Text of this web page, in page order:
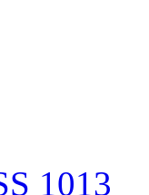
1013